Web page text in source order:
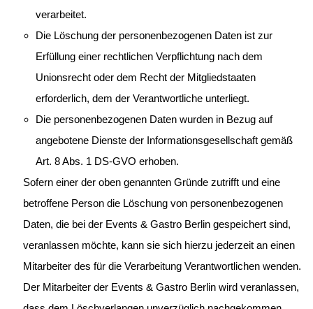
verarbeitet.
Die Löschung der personenbezogenen Daten ist zur
Erfüllung einer rechtlichen Verpflichtung nach dem
Unionsrecht oder dem Recht der Mitgliedstaaten
erforderlich, dem der Verantwortliche unterliegt.
Die personenbezogenen Daten wurden in Bezug auf
angebotene Dienste der Informationsgesellschaft gemäß
Art. 8 Abs. 1 DS-GVO erhoben.
Sofern einer der oben genannten Gründe zutrifft und eine
betroffene Person die Löschung von personenbezogenen
Daten, die bei der Events & Gastro Berlin gespeichert sind,
veranlassen möchte, kann sie sich hierzu jederzeit an einen
Mitarbeiter des für die Verarbeitung Verantwortlichen wenden.
Der Mitarbeiter der Events & Gastro Berlin wird veranlassen,